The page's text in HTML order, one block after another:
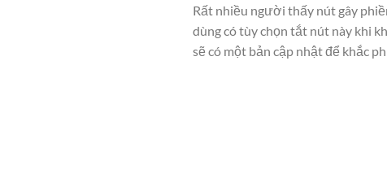
Rất nhiều người thấy nút gây
dùng có tùy chọn tắt nút này khi
sẽ có một bản cập nhật để khắc